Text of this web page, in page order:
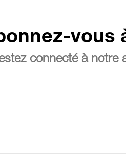
vous
connecté à notre